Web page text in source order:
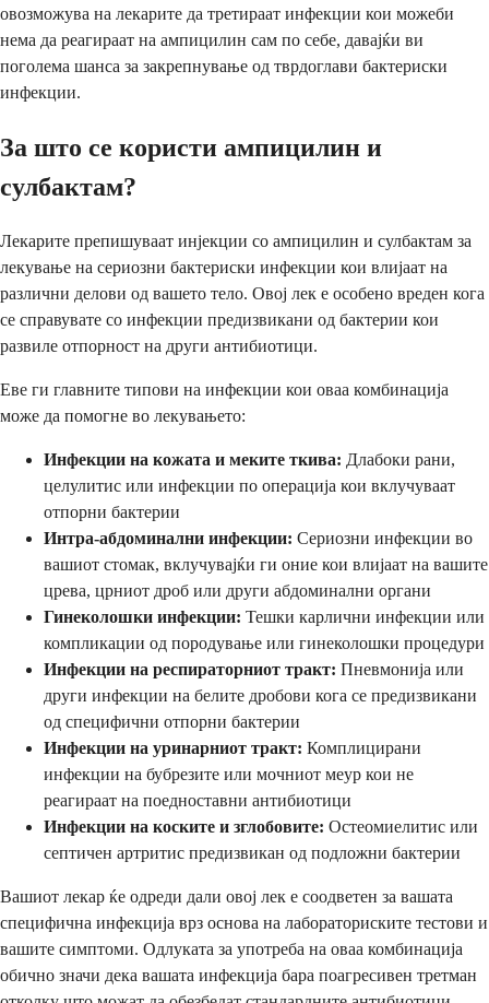
овозможува на лекарите да третираат инфекции кои можеби
нема да реагираат на ампицилин сам по себе, давајќи ви
поголема шанса за закрепнување од тврдоглави бактериски
инфекции.
За што се користи ампицилин и
сулбактам?
Лекарите препишуваат инјекции со ампицилин и сулбактам за
лекување на сериозни бактериски инфекции кои влијаат на
различни делови од вашето тело. Овој лек е особено вреден кога
се справувате со инфекции предизвикани од бактерии кои
развиле отпорност на други антибиотици.
Еве ги главните типови на инфекции кои оваа комбинација
може да помогне во лекувањето:
Инфекции на кожата и меките ткива: Длабоки рани,
целулитис или инфекции по операција кои вклучуваат
отпорни бактерии
Интра-абдоминални инфекции: Сериозни инфекции во
вашиот стомак, вклучувајќи ги оние кои влијаат на вашите
црева, црниот дроб или други абдоминални органи
Гинеколошки инфекции: Тешки карлични инфекции или
компликации од породување или гинеколошки процедури
Инфекции на респираторниот тракт: Пневмонија или
други инфекции на белите дробови кога се предизвикани
од специфични отпорни бактерии
Инфекции на уринарниот тракт: Комплицирани
инфекции на бубрезите или мочниот меур кои не
реагираат на поедноставни антибиотици
Инфекции на коските и зглобовите: Остеомиелитис или
септичен артритис предизвикан од подложни бактерии
Вашиот лекар ќе одреди дали овој лек е соодветен за вашата
специфична инфекција врз основа на лабораториските тестови и
вашите симптоми. Одлуката за употреба на оваа комбинација
обично значи дека вашата инфекција бара поагресивен третман